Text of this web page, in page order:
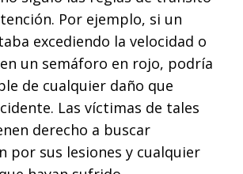
Por ejemplo, si un
excediendo la velocidad o
un semáforo en rojo, podría
de cualquier daño que
Las víctimas de tales
derecho a buscar
por sus lesiones y cualquier